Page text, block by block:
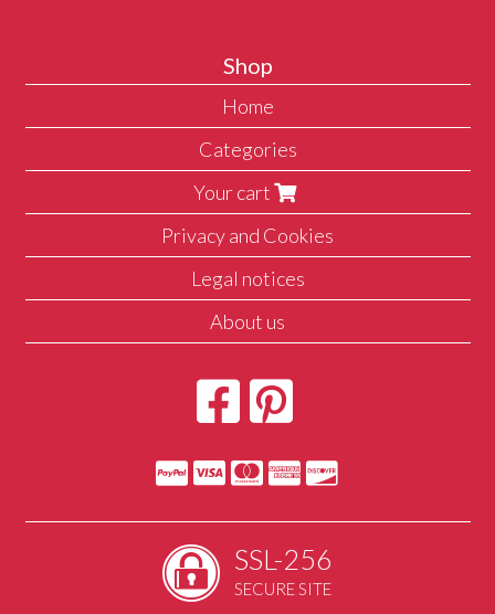
Shop
Home
Categories
Your cart
Privacy and Cookies
Legal notices
About us
SSL-256
SECURE SITE